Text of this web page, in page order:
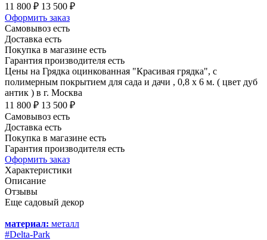
11 800 ₽ 13 500 ₽
Оформить заказ
Самовывоз есть
Доставка есть
Покупка в магазине есть
Гарантия производителя есть
Цены на Грядка оцинкованная "Красивая грядка", с
полимерным покрытием для сада и дачи , 0,8 х 6 м. ( цвет дуб
антик ) в г. Москва
11 800 ₽ 13 500 ₽
Самовывоз есть
Доставка есть
Покупка в магазине есть
Гарантия производителя есть
Оформить заказ
Характеристики
Описание
Отзывы
Еще садовый декор
материал: металл
#Delta-Park